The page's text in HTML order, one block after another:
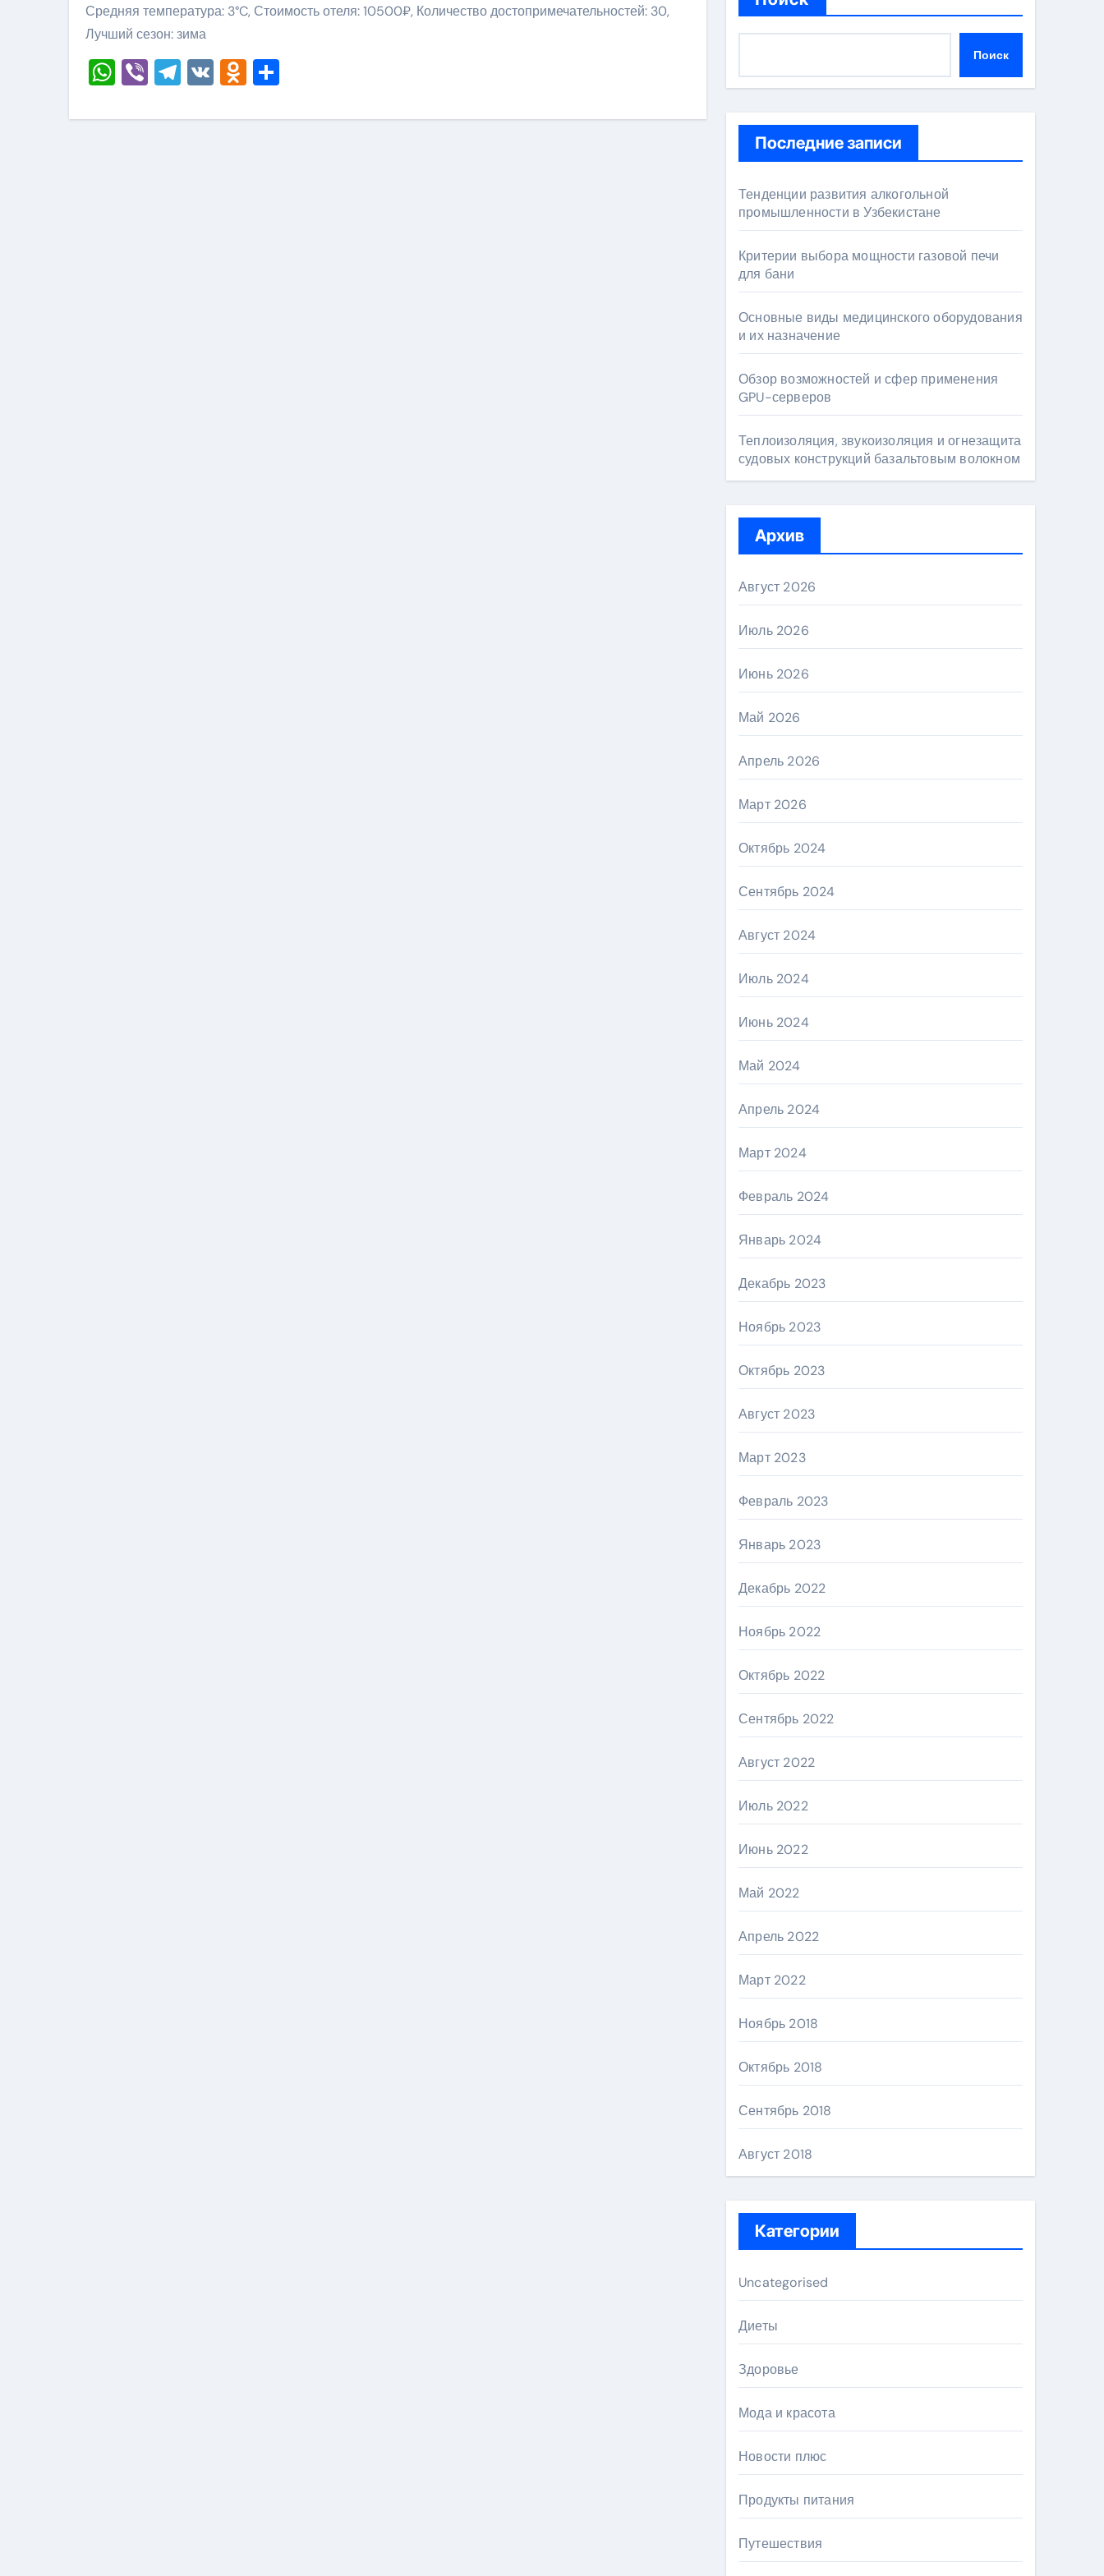
Средняя температура: 3°C, Стоимость отеля: 10500₽, Количество достопримечательностей: 30,
Лучший сезон: зима
WhatsApp
ViberTelegram
VKOdnoklassniki Поиск
Последние записи
Тенденции развития алкогольной
промышленности в Узбекистане
Критерии выбора мощности газовой печи
для бани
Основные виды медицинского оборудования
и их назначение
Обзор возможностей и сфер применения
GPU-серверов
Теплоизоляция, звукоизоляция и огнезащита
судовых конструкций базальтовым волокном
Архив
Август 2026
Июль 2026
Июнь 2026
Май 2026
Апрель 2026
Март 2026
Октябрь 2024
Сентябрь 2024
Август 2024
Июль 2024
Июнь 2024
Май 2024
Апрель 2024
Март 2024
Февраль 2024
Январь 2024
Декабрь 2023
Ноябрь 2023
Октябрь 2023
Август 2023
Март 2023
Февраль 2023
Январь 2023
Декабрь 2022
Ноябрь 2022
Октябрь 2022
Сентябрь 2022
Август 2022
Июль 2022
Июнь 2022
Май 2022
Апрель 2022
Март 2022
Ноябрь 2018
Октябрь 2018
Сентябрь 2018
Август 2018
Категории
Uncategorised
Диеты
Здоровье
Мода и красота
Новости плюс
Продукты питания
Путешествия